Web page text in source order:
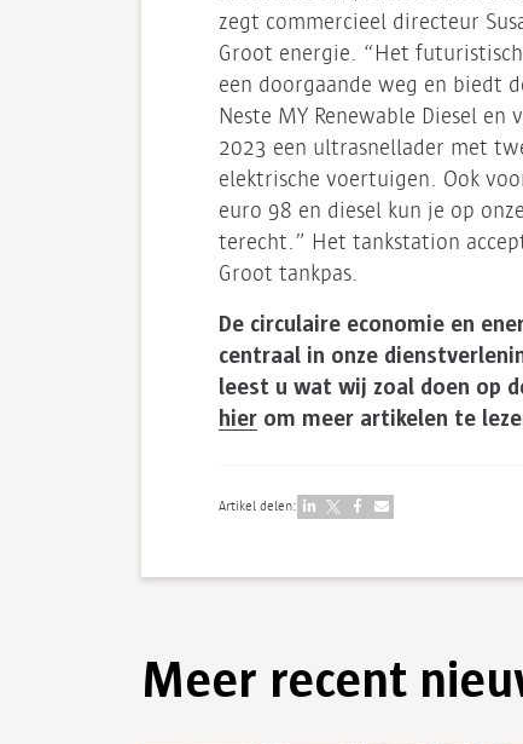
zegt commercieel directeur
Groot energie. “Het
een doorgaande weg en biedt
Neste MY Renewable Diesel en
2023 een ultrasnellader met
elektrische voertuigen. Ook
euro 98 en diesel kun je op
terecht.” Het tankstation
Groot tankpas.
De circulaire economie en
centraal in onze
leest u wat wij zoal doen op
hier om meer artikelen te
Artikel delen:
Meer recent